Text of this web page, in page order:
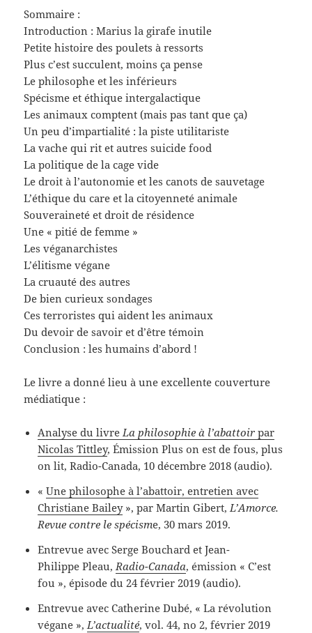
Sommaire :
Introduction : Marius la girafe inutile
Petite histoire des poulets à ressorts
Plus c’est succulent, moins ça pense
Le philosophe et les inférieurs
Spécisme et éthique intergalactique
Les animaux comptent (mais pas tant que ça)
Un peu d’impartialité : la piste utilitariste
La vache qui rit et autres suicide food
La politique de la cage vide
Le droit à l’autonomie et les canots de sauvetage
L’éthique du care et la citoyenneté animale
Souveraineté et droit de résidence
Une « pitié de femme »
Les véganarchistes
L’élitisme végane
La cruauté des autres
De bien curieux sondages
Ces terroristes qui aident les animaux
Du devoir de savoir et d’être témoin
Conclusion : les humains d’abord !
Le livre a donné lieu à une excellente couverture
médiatique :
Analyse du livre La philosophie à l’abattoir par
Nicolas Tittley, Émission Plus on est de fous, plus
on lit, Radio-Canada, 10 décembre 2018 (audio).
«Une philosophe à l’abattoir, entretien avec
Christiane Bailey», par Martin Gibert, L’Amorce.
Revue contre le spécisme, 30 mars 2019.
Entrevue avec Serge Bouchard et Jean-
Philippe Pleau, Radio-Canada, émission « C’est
fou », épisode du 24 février 2019 (audio).
Entrevue avec Catherine Dubé, « La révolution
végane », L’actualité, vol. 44, no 2, février 2019